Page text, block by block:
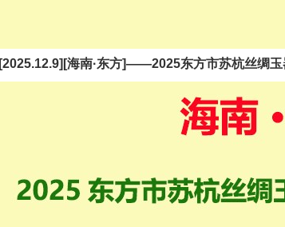
[2025.12.9][海南·东方]——2025东方市苏杭丝绸